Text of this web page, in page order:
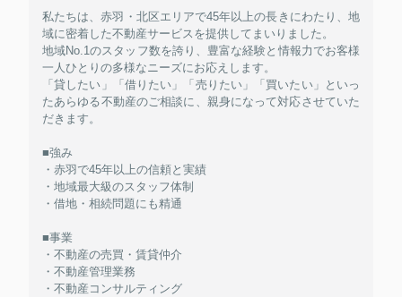
私たちは、赤羽・北区エリアで45年以上の長きにわたり、地
域に密着した不動産サービスを提供してまいりました。
地域No.1のスタッフ数を誇り、豊富な経験と情報力でお客様
一人ひとりの多様なニーズにお応えします。
「貸したい」「借りたい」「売りたい」「買いたい」といっ
たあらゆる不動産のご相談に、親身になって対応させていた
だきます。
■強み
・赤羽で45年以上の信頼と実績
・地域最大級のスタッフ体制
・借地・相続問題にも精通
■事業
・不動産の売買・賃貸仲介
・不動産管理業務
・不動産コンサルティング